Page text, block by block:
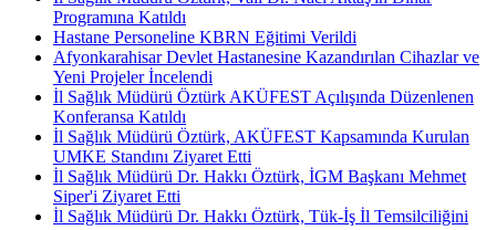
Programına Katıldı
Hastane Personeline KBRN Eğitimi Verildi
Afyonkarahisar Devlet Hastanesine Kazandırılan Cihazlar ve
Yeni Projeler İncelendi
İl Sağlık Müdürü Öztürk AKÜFEST Açılışında Düzenlenen
Konferansa Katıldı
İl Sağlık Müdürü Öztürk, AKÜFEST Kapsamında Kurulan
UMKE Standını Ziyaret Etti
İl Sağlık Müdürü Dr. Hakkı Öztürk, İGM Başkanı Mehmet
Siper'i Ziyaret Etti
İl Sağlık Müdürü Dr. Hakkı Öztürk, Tük-İş İl Temsilciliğini